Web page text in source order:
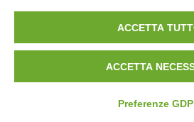
Consorzio Turistico Porte di
Powered by
Privacy Policy
ACCETTA
ACCETTA
Preferenze